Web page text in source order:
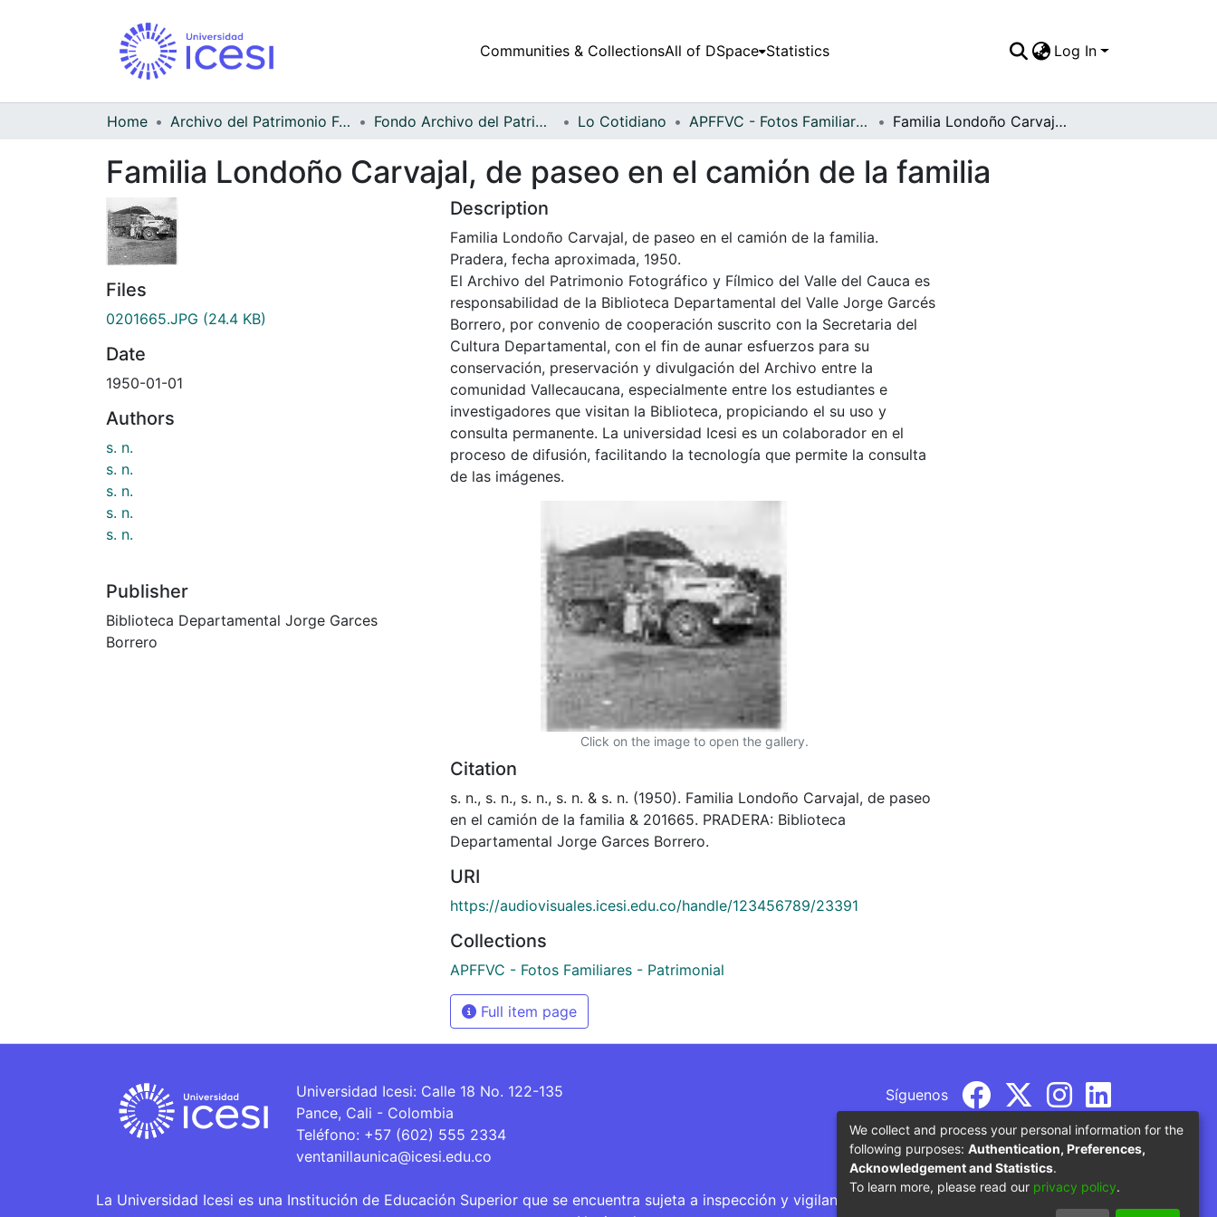
Communities & CollectionsAll of DSpace Statistics Log In
Home Archivo del Patrimonio Fotográfico y Fílmico del Valle del Cauca Fondo Archivo del Patrimonio Fotográfico y Fílmico del Valle del Cauca Lo Cotidiano APFFVC - Fotos Familiares - Patrimonial Familia Londoño Carvajal, de paseo en el camión de la familia
Familia Londoño Carvajal, de paseo en el camión de la familia
Files
0201665.JPG (24.4 KB)
Date
1950-01-01
Authors
s. n.
s. n.
s. n.
s. n.
s. n.
Publisher
Biblioteca Departamental Jorge Garces
Borrero
Description
Familia Londoño Carvajal, de paseo en el camión de la familia.
Pradera, fecha aproximada, 1950.
El Archivo del Patrimonio Fotográfico y Fílmico del Valle del Cauca es
responsabilidad de la Biblioteca Departamental del Valle Jorge Garcés
Borrero, por convenio de cooperación suscrito con la Secretaria del
Cultura Departamental, con el fin de aunar esfuerzos para su
conservación, preservación y divulgación del Archivo entre la
comunidad Vallecaucana, especialmente entre los estudiantes e
investigadores que visitan la Biblioteca, propiciando el su uso y
consulta permanente. La universidad Icesi es un colaborador en el
proceso de difusión, facilitando la tecnología que permite la consulta
de las imágenes.
Click on the image to open the gallery.
Citation
s. n., s. n., s. n., s. n. & s. n. (1950). Familia Londoño Carvajal, de paseo
en el camión de la familia & 201665. PRADERA: Biblioteca
Departamental Jorge Garces Borrero.
URI
https://audiovisuales.icesi.edu.co/handle/123456789/23391
Collections
APFFVC - Fotos Familiares - Patrimonial
Full item page
Universidad Icesi: Calle 18 No. 122-135
Pance, Cali - Colombia
Teléfono: +57 (602) 555 2334
ventanillaunica@icesi.edu.co
Síguenos
La Universidad Icesi es una Institución de Educación Superior que se encuentra sujeta a inspección y vigilancia por parte del Ministerio de Educación
We collect and process your personal information for the
following purposes: Authentication, Preferences,
Acknowledgement and Statistics.
To learn more, please read our privacy policy.